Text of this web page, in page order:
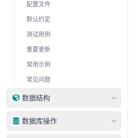
配置文件
默认约定
测试用例
重要更新
常用示例
常见问题
数据结构
DataType
数据库操作